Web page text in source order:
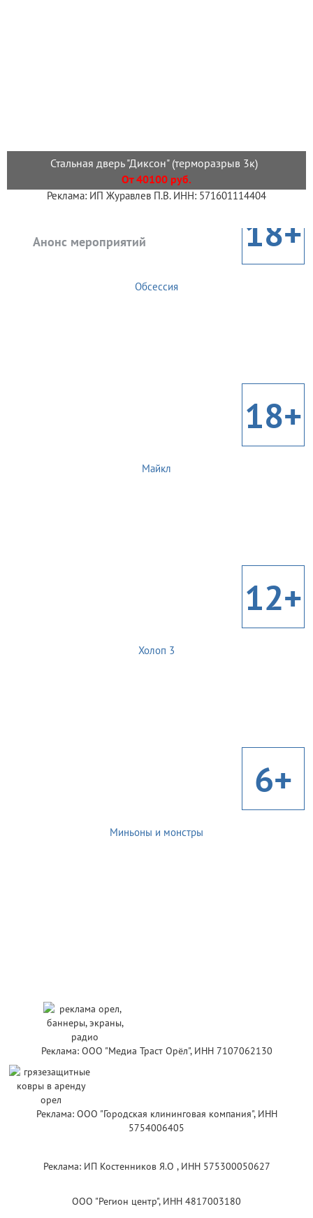
Стальная дверь "Диксон" (терморазрыв 3к)
От 40100 руб.
Реклама: ИП Журавлев П.В. ИНН: 571601114404
Анонс мероприятий 18+
Обсессия
18+
Майкл
12+
Холоп 3
6+
Миньоны и монстры
Реклама: ООО "Медиа Траст Орёл", ИНН 7107062130
Реклама: ООО "Городская клининговая компания", ИНН
5754006405
Реклама: ИП Костенников Я.О , ИНН 575300050627
ООО "Регион центр", ИНН 4817003180